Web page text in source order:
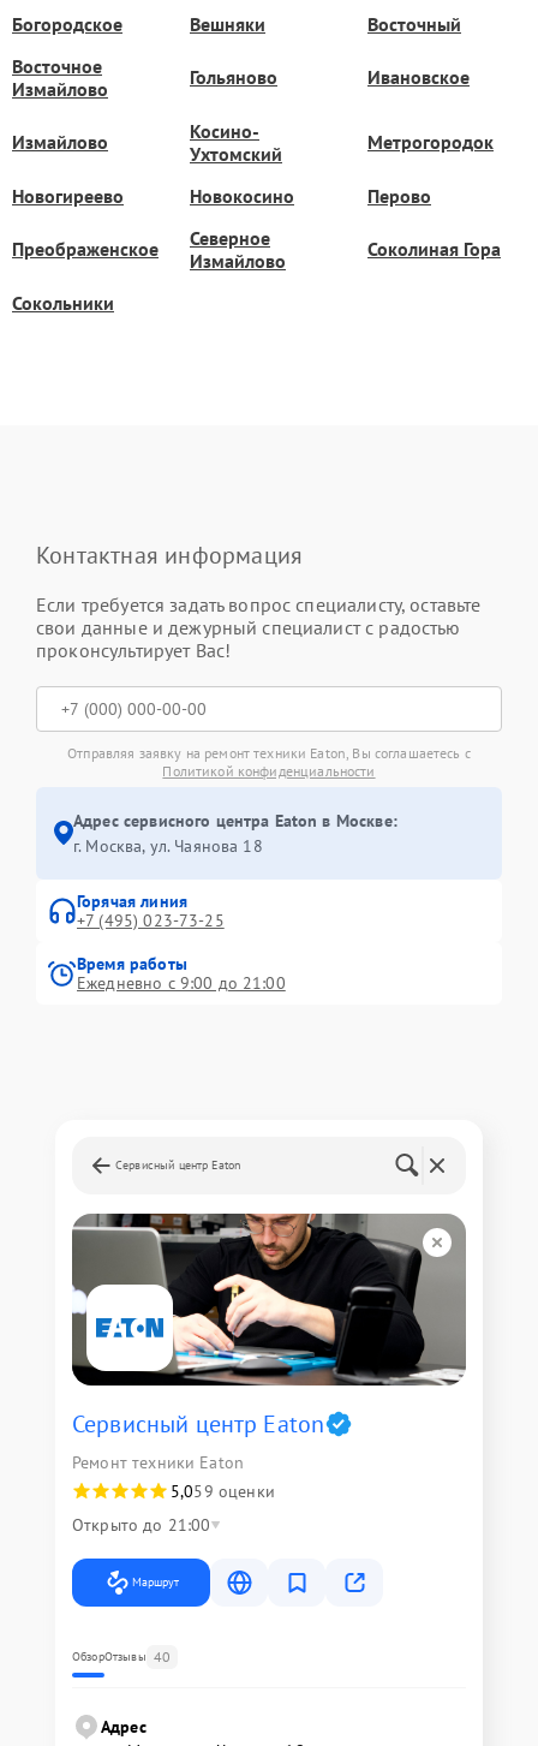
Богородское Вешняки
Восточный
Восточное
Измайлово
Гольяново Ивановское
Измайлово
Косино-
Ухтомский
Метрогородок
Новогиреево Новокосино Перово
Преображенское
Северное
Измайлово
Соколиная Гора
Сокольники
Контактная информация
Если требуется задать вопрос специалисту, оставьте
свои данные и дежурный специалист с радостью
проконсультирует Вас!
Отправляя заявку на ремонт техники Eaton, Вы соглашаетесь с
Политикой конфиденциальности
Адрес сервисного центра Eaton в Москве:
г. Москва, ул. Чаянова 18
Горячая линия
+7 (495) 023-73-25
Время работы
Ежедневно с 9:00 до 21:00
Сервисный центр Eaton
Сервисный центр Eaton
Ремонт техники Eaton
5,059 оценки
Открыто до 21:00
Маршрут
ОбзорОтзывы 40
Адрес